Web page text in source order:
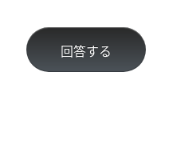
回答する